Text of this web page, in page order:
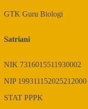
GTK Guru Biologi
Satriani
NIK 7316015511930002
NIP 199311152025212000
STAT PPPK